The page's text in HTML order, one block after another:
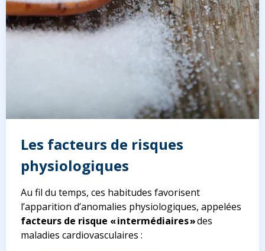
Les facteurs de risques
physiologiques
Au fil du temps, ces habitudes favorisent
l’apparition d’anomalies physiologiques, appelées
facteurs de risque « intermédiaires »des
maladies cardiovasculaires :